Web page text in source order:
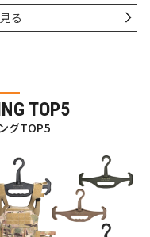
る
TOP5
グTOP5